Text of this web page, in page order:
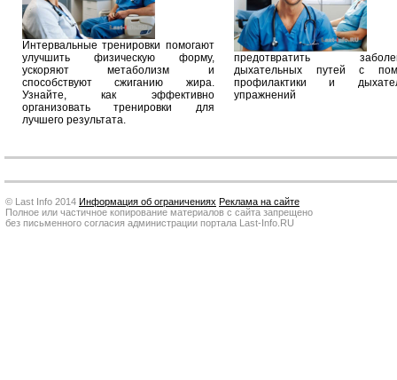
Интервальные тренировки помогают
улучшить физическую форму,
ускоряют метаболизм и
способствуют сжиганию жира.
Узнайте, как эффективно
организовать тренировки для
лучшего результата.
предотвратить
дыхательных путей с
профилактики и
упражнений
© Last Info 2014 Информация об ограничениях Реклама на сайте
Полное или частичное копирование материалов с сайта запрещено
без письменного согласия администрации портала Last-Info.RU